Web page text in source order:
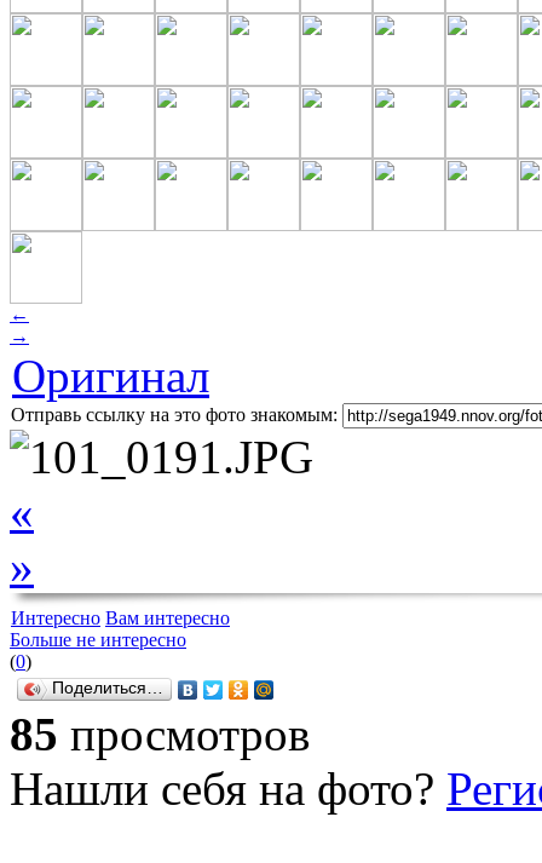
←
→
Оригинал
Отправь ссылку на это фото знакомым:
«
»
Интересно Вам интересно
Больше не интересно
(0)
Поделиться…
85 просмотров
Нашли себя на фото?